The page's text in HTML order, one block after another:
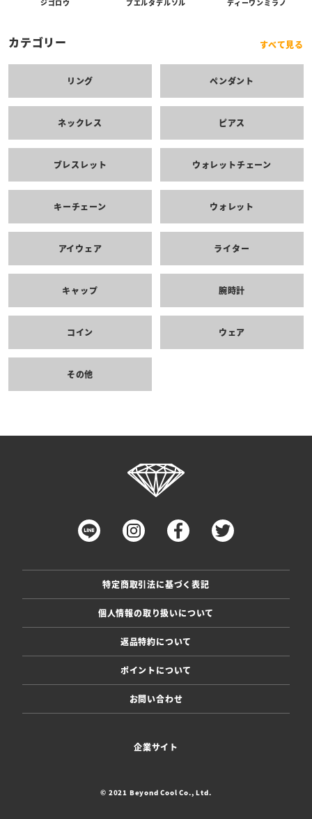
ジゴロウ プエルタデルソル ディーワンミラノ
カテゴリー すべて見る
リング ペンダント
ネックレス ピアス
ブレスレット ウォレットチェーン
キーチェーン ウォレット
アイウェア ライター
キャップ 腕時計
コイン ウェア
その他
特定商取引法に基づく表記
個人情報の取り扱いについて
返品特約について
ポイントについて
お問い合わせ
企業サイト
© 2021 Beyond Cool Co., Ltd.